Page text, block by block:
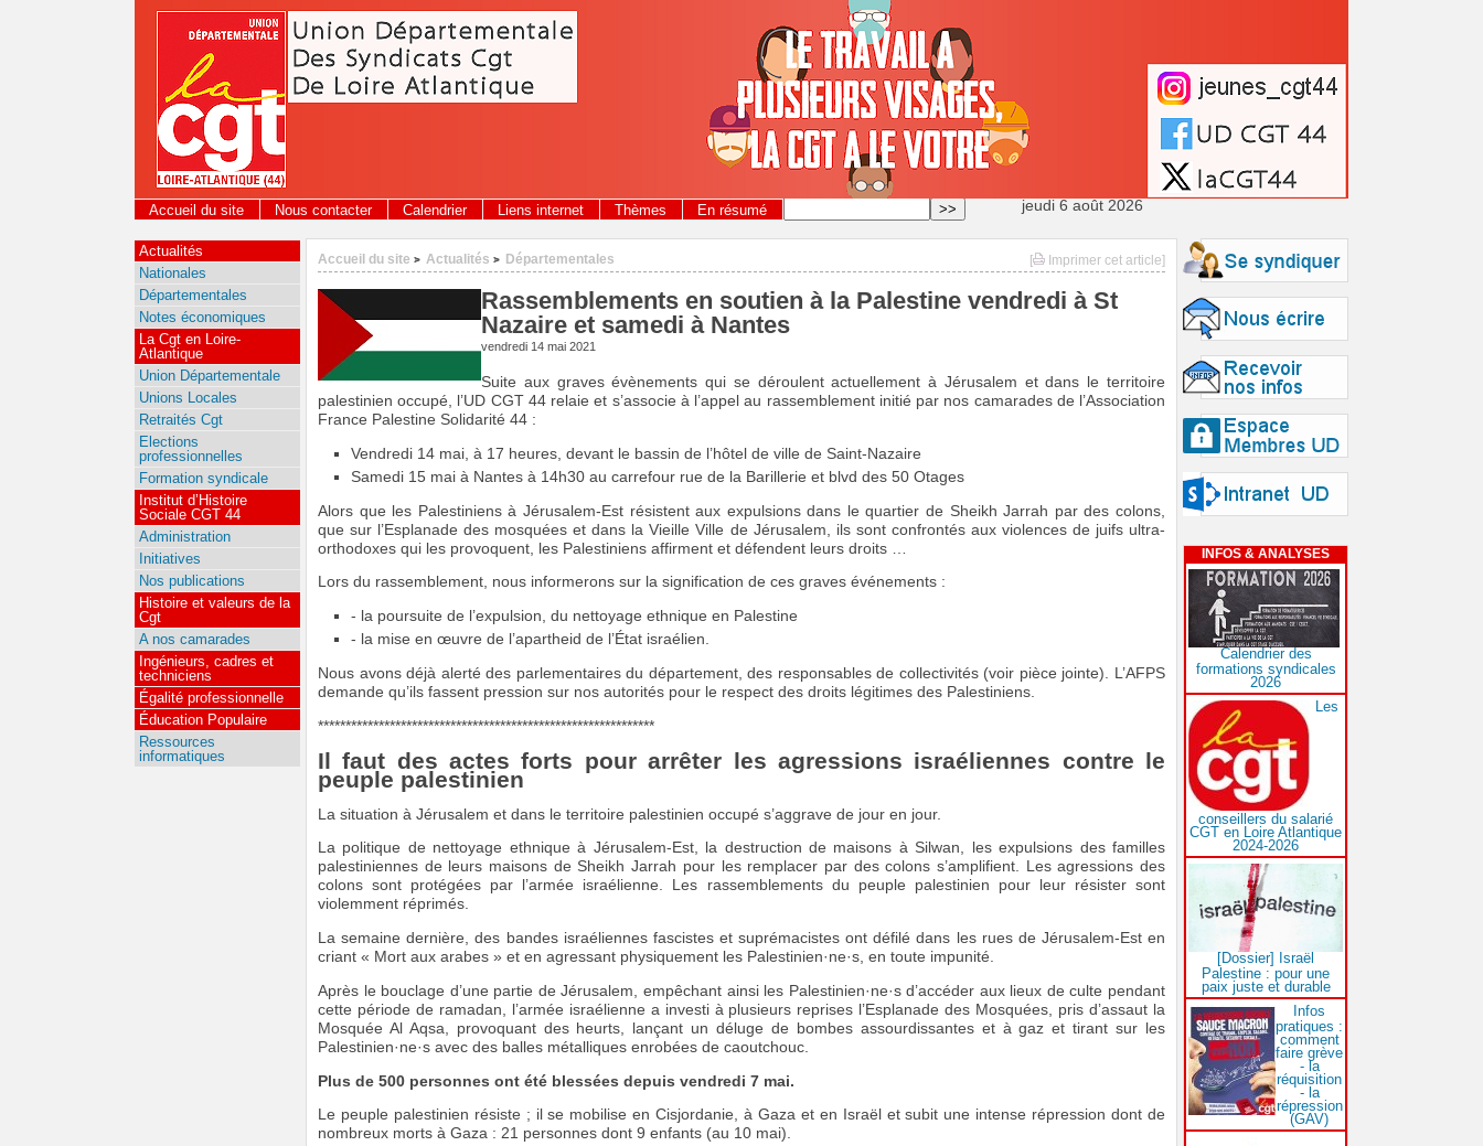
Panneau de gestion des cookies
Accueil du site Nous contacter Calendrier Liens internet Thèmes En résumé jeudi 6 août 2026
[ Imprimer cet article]
Accueil du site > Actualités > Départementales
Rassemblements en soutien à la Palestine vendredi à St
Nazaire et samedi à Nantes
vendredi 14 mai 2021
Suite aux graves évènements qui se déroulent actuellement à Jérusalem et dans le territoire
palestinien occupé, l’UD CGT 44 relaie et s’associe à l’appel au rassemblement initié par nos camarades de l’Association
France Palestine Solidarité 44 :
Vendredi 14 mai, à 17 heures, devant le bassin de l’hôtel de ville de Saint-Nazaire
Samedi 15 mai à Nantes à 14h30 au carrefour rue de la Barillerie et blvd des 50 Otages
Alors que les Palestiniens à Jérusalem-Est résistent aux expulsions dans le quartier de Sheikh Jarrah par des colons,
que sur l’Esplanade des mosquées et dans la Vieille Ville de Jérusalem, ils sont confrontés aux violences de juifs ultra-
orthodoxes qui les provoquent, les Palestiniens affirment et défendent leurs droits …
Lors du rassemblement, nous informerons sur la signification de ces graves événements :
- la poursuite de l’expulsion, du nettoyage ethnique en Palestine
- la mise en œuvre de l’apartheid de l’État israélien.
Nous avons déjà alerté des parlementaires du département, des responsables de collectivités (voir pièce jointe). L’AFPS
demande qu’ils fassent pression sur nos autorités pour le respect des droits légitimes des Palestiniens.
*************************************************************
Il faut des actes forts pour arrêter les agressions israéliennes contre le
peuple palestinien
La situation à Jérusalem et dans le territoire palestinien occupé s’aggrave de jour en jour.
La politique de nettoyage ethnique à Jérusalem-Est, la destruction de maisons à Silwan, les expulsions des familles
palestiniennes de leurs maisons de Sheikh Jarrah pour les remplacer par des colons s’amplifient. Les agressions des
colons sont protégées par l’armée israélienne. Les rassemblements du peuple palestinien pour leur résister sont
violemment réprimés.
La semaine dernière, des bandes israéliennes fascistes et suprémacistes ont défilé dans les rues de Jérusalem-Est en
criant « Mort aux arabes » et en agressant physiquement les Palestinien·ne·s, en toute impunité.
Après le bouclage d’une partie de Jérusalem, empêchant ainsi les Palestinien·ne·s d’accéder aux lieux de culte pendant
cette période de ramadan, l’armée israélienne a investi à plusieurs reprises l’Esplanade des Mosquées, pris d’assaut la
Mosquée Al Aqsa, provoquant des heurts, lançant un déluge de bombes assourdissantes et à gaz et tirant sur les
Palestinien·ne·s avec des balles métalliques enrobées de caoutchouc.
Plus de 500 personnes ont été blessées depuis vendredi 7 mai.
Le peuple palestinien résiste ; il se mobilise en Cisjordanie, à Gaza et en Israël et subit une intense répression dont de
nombreux morts à Gaza : 21 personnes dont 9 enfants (au 10 mai).
INFOS & ANALYSES
Calendrier des
formations syndicales
2026
Les
conseillers du salarié
CGT en Loire Atlantique
2024-2026
[Dossier] Israël
Palestine : pour une
paix juste et durable
Infos
pratiques :
comment
faire grève
- la
réquisition
- la
répression
(GAV)
Actualités
Nationales
Départementales
Notes économiques
La Cgt en Loire-
Atlantique
Union Départementale
Unions Locales
Retraités Cgt
Elections
professionnelles
Formation syndicale
Institut d’Histoire
Sociale CGT 44
Administration
Initiatives
Nos publications
Histoire et valeurs de la
Cgt
A nos camarades
Ingénieurs, cadres et
techniciens
Égalité professionnelle
Éducation Populaire
Ressources
informatiques